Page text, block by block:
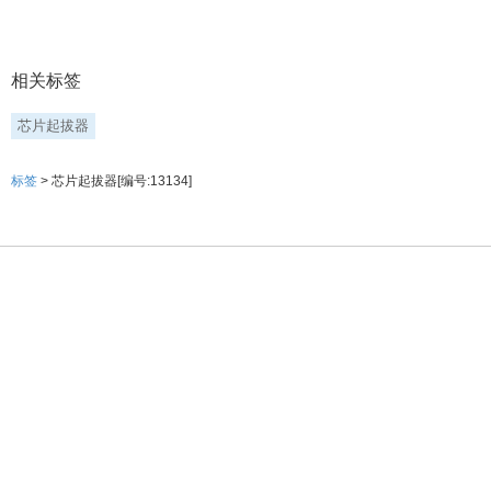
相关标签
芯片起拔器
标签 > 芯片起拔器[编号:13134]